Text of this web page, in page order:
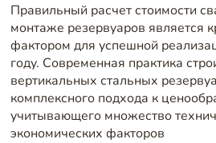
Правильный расчет стоимости
монтаже резервуаров является
фактором для успешной
году. Современная практика
вертикальных стальных
комплексного подхода к
учитывающего множество
экономических факторов